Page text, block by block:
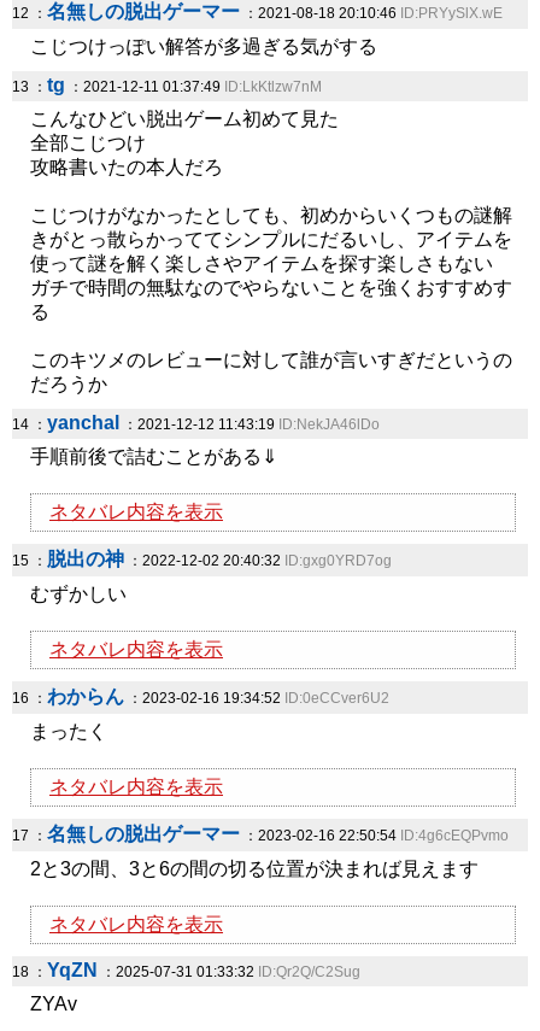
12 ： 名無しの脱出ゲーマー ：2021-08-18 20:10:46 ID:PRYySlX.wE
こじつけっぽい解答が多過ぎる気がする
13 ： tg ：2021-12-11 01:37:49 ID:LkKtlzw7nM
こんなひどい脱出ゲーム初めて見た
全部こじつけ
攻略書いたの本人だろ
こじつけがなかったとしても、初めからいくつもの謎解
きがとっ散らかっててシンプルにだるいし、アイテムを
使って謎を解く楽しさやアイテムを探す楽しさもない
ガチで時間の無駄なのでやらないことを強くおすすめす
る
このキツメのレビューに対して誰が言いすぎだというの
だろうか
14 ： yanchal ：2021-12-12 11:43:19 ID:NekJA46lDo
手順前後で詰むことがある⇓
ネタバレ内容を表示
15 ： 脱出の神 ：2022-12-02 20:40:32 ID:gxg0YRD7og
むずかしい
ネタバレ内容を表示
16 ： わからん ：2023-02-16 19:34:52 ID:0eCCver6U2
まったく
ネタバレ内容を表示
17 ： 名無しの脱出ゲーマー ：2023-02-16 22:50:54 ID:4g6cEQPvmo
2と3の間、3と6の間の切る位置が決まれば見えます
ネタバレ内容を表示
18 ： YqZN ：2025-07-31 01:33:32 ID:Qr2Q/C2Sug
ZYAv